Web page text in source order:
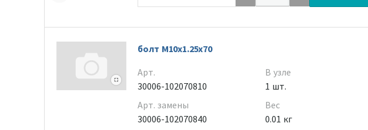
болт M10x1.25x70
Арт.
30006-102070810
Арт. замены
30006-102070840
В узле
1 шт.
Вес
0.01 кг